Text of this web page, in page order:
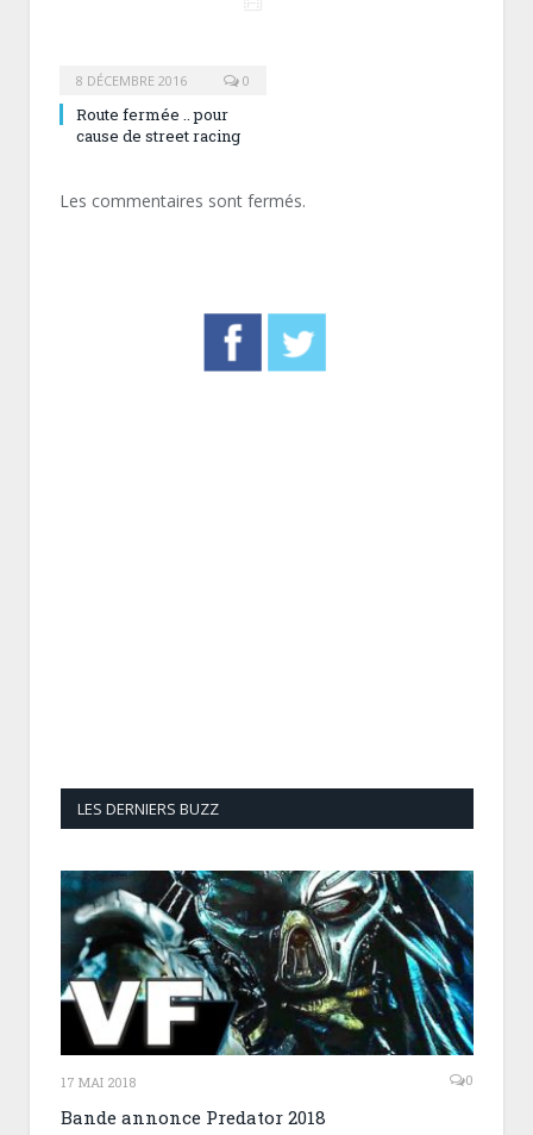
8 DÉCEMBRE 2016 0
Route fermée .. pour
cause de street racing
Les commentaires sont fermés.
LES DERNIERS BUZZ
17 MAI 2018 0
Bande annonce Predator 2018